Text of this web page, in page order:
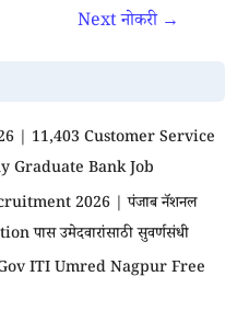
Next नोकरी →
| 11,403 Customer Service
Graduate Bank Job
2026 | पंजाब नॅशनल
पास उमेदवारांसाठी सुवर्णसंधी
| Gov ITI Umred Nagpur Free